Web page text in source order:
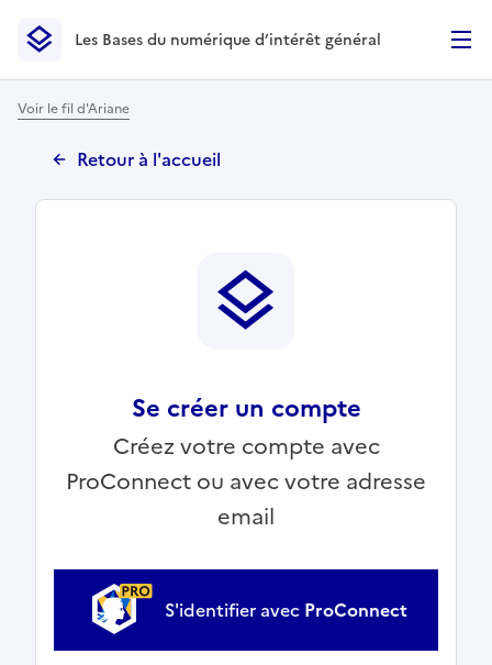
Les Bases du numérique d’intérêt général- Retour à la
Les Bases du numérique d’intérêt général
Voir le fil d'Ariane
Retour à l'accueil
Se créer un compte
Créez votre compte avec
ProConnect ou avec votre adresse
email
S'identifier avec ProConnect